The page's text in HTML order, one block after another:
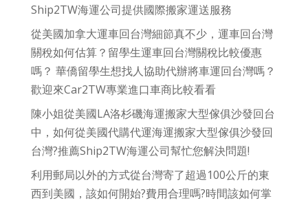
Ship2TW海運公司提供國際搬家運送服務
從美國加拿大運車回台灣細節真不少，運車回台灣
關稅如何估算？留學生運車回台灣關稅比較優惠
嗎？ 華僑留學生想找人協助代辦將車運回台灣嗎？
歡迎來Car2TW專業進口車商比較看看
陳小姐從美國LA洛杉磯海運搬家大型傢俱沙發回台
中，如何從美國代購代運海運搬家大型傢俱沙發回
台灣?推薦Ship2TW海運公司幫忙您解決問題!
利用郵局以外的方式從台灣寄了超過100公斤的東
西到美國，該如何開始?費用合理嗎?時間該如何掌